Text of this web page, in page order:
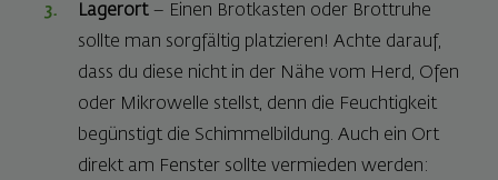
Lagerort– Einen Brotkasten oder Brottruhe
sollte man sorgfältig platzieren! Achte darauf,
dass du diese nicht in der Nähe vom Herd, Ofen
oder Mikrowelle stellst, denn die Feuchtigkeit
begünstigt die Schimmelbildung. Auch ein Ort
direkt am Fenster sollte vermieden werden: